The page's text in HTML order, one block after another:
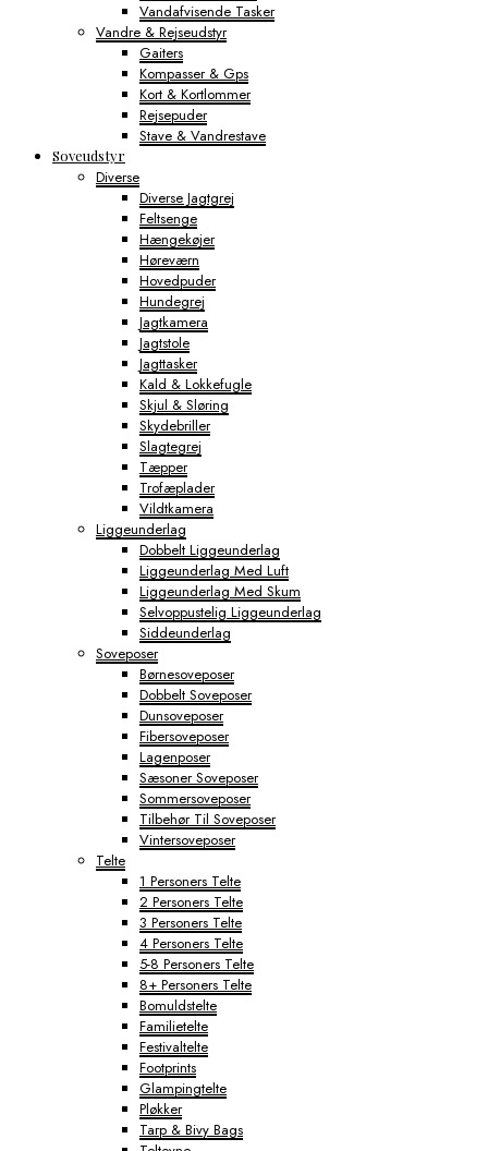
Vandafvisende Tasker
Vandre & Rejseudstyr
Gaiters
Kompasser & Gps
Kort & Kortlommer
Rejsepuder
Stave & Vandrestave
Soveudstyr
Diverse
Diverse Jagtgrej
Feltsenge
Hængekøjer
Høreværn
Hovedpuder
Hundegrej
Jagtkamera
Jagtstole
Jagttasker
Kald & Lokkefugle
Skjul & Sløring
Skydebriller
Slagtegrej
Tæpper
Trofæplader
Vildtkamera
Liggeunderlag
Dobbelt Liggeunderlag
Liggeunderlag Med Luft
Liggeunderlag Med Skum
Selvoppustelig Liggeunderlag
Siddeunderlag
Soveposer
Børnesoveposer
Dobbelt Soveposer
Dunsoveposer
Fibersoveposer
Lagenposer
Sæsoner Soveposer
Sommersoveposer
Tilbehør Til Soveposer
Vintersoveposer
Telte
1 Personers Telte
2 Personers Telte
3 Personers Telte
4 Personers Telte
5-8 Personers Telte
8+ Personers Telte
Bomuldstelte
Familietelte
Festivaltelte
Footprints
Glampingtelte
Pløkker
Tarp & Bivy Bags